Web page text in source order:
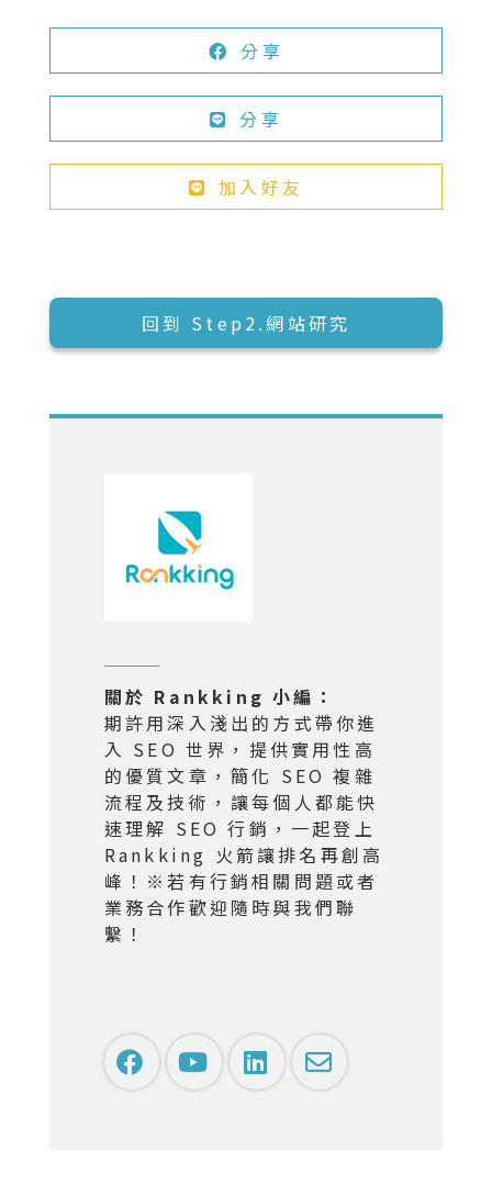
分享
分享
加入好友
回到 Step2.網站研究
關於 Rankking 小編：
期許用深入淺出的方式帶你進
入 SEO 世界，提供實用性高
的優質文章，簡化 SEO 複雜
流程及技術，讓每個人都能快
速理解 SEO 行銷，一起登上
Rankking 火箭讓排名再創高
峰！※若有行銷相關問題或者
業務合作歡迎隨時與我們聯
繫！